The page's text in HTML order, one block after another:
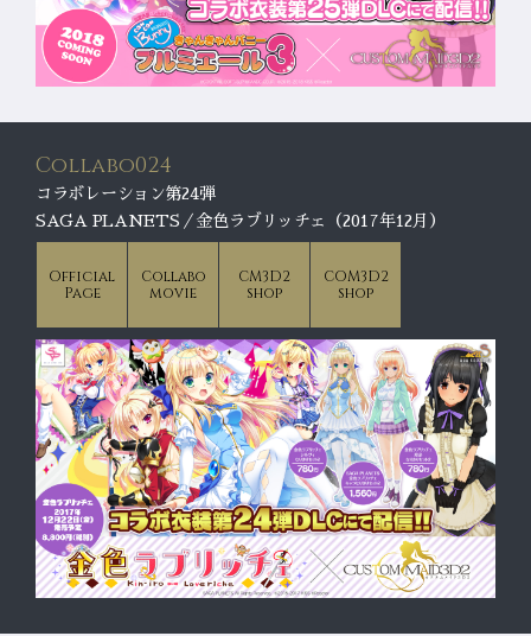
Collabo024
コラボレーション第24弾
SAGA PLANETS／金色ラブリッチェ（2017年12月）
Official
Page
Collabo
movie
CM3D2
shop
COM3D2
shop